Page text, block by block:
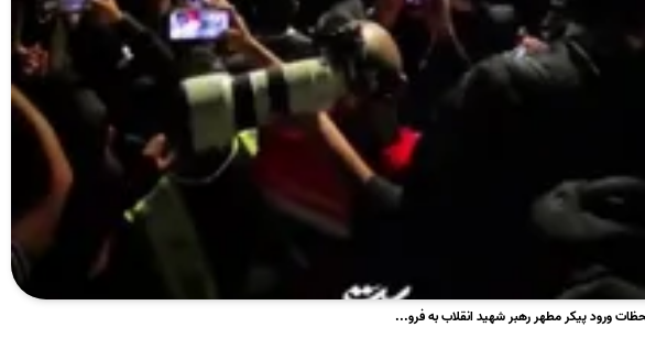
ورود پیکر مطهر رهبر شهید انقلاب به فرو...